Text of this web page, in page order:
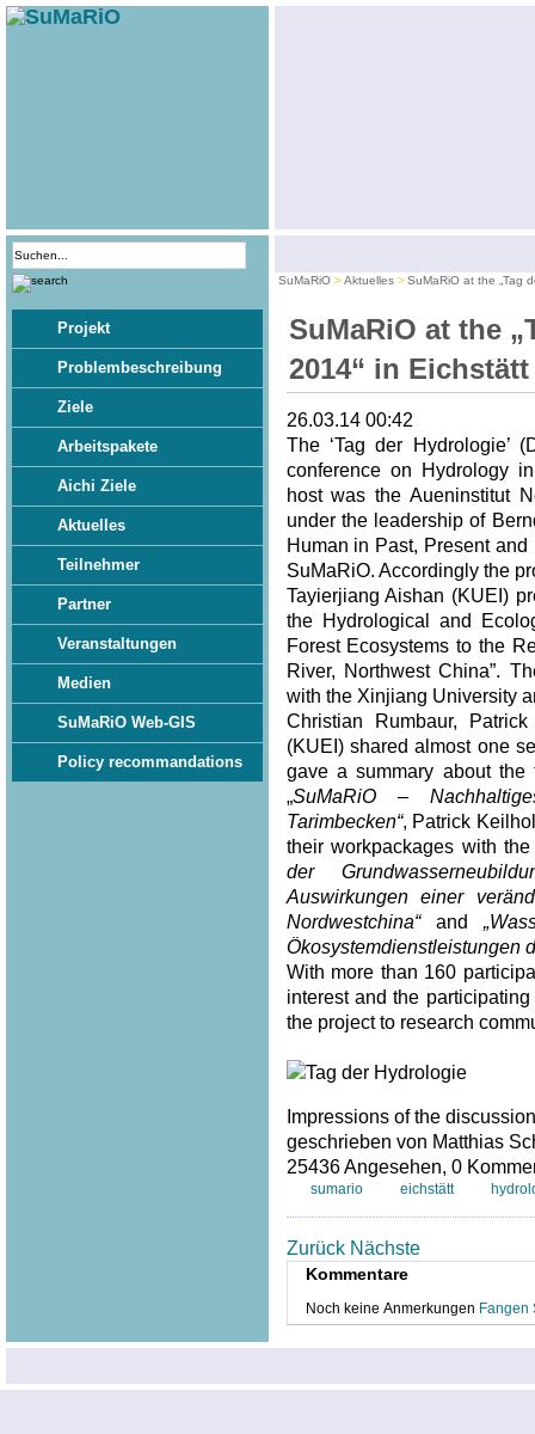
Projekt
Problembeschreibung
Ziele
Arbeitspakete
Aichi Ziele
Aktuelles
Teilnehmer
Partner
Veranstaltungen
Medien
SuMaRiO Web-GIS
Policy recommandations
SuMaRiO Aktuelles SuMaRiO at the „Tag
SuMaRiO at the
2014“ in Eichstätt
26.03.14 00:42
The ‘Tag der Hydrologie’
conference on Hydrology
host was the Aueninstitut
under the leadership of
Human in Past, Present
SuMaRiO. Accordingly the
Tayierjiang Aishan (KUEI)
the Hydrological and
Forest Ecosystems to the
River, Northwest China”.
with the Xinjiang University
Christian Rumbaur,
(KUEI) shared almost one
gave a summary about
„SuMaRiO –
Tarimbecken“, Patrick
their workpackages with the
der
Auswirkungen einer
Nordwestchina“and
Ökosystemdienstleistungen
With more than 160
interest and the
the project to research
Impressions of the
geschrieben von Matthias
25436 Angesehen, 0
sumario eichstätt
Zurück Nächste
Kommentare
Noch keine Anmerkungen Fangen